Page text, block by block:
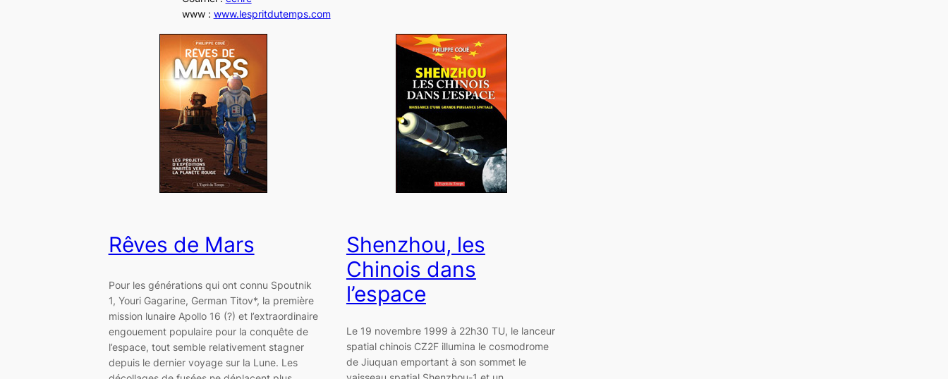
www : www.lespritdutemps.com
Rêves de Mars
Pour les générations qui ont connu Spoutnik
1, Youri Gagarine, German Titov*, la première
mission lunaire Apollo 16 (?) et l’extraordinaire
engouement populaire pour la conquête de
l’espace, tout semble relativement stagner
depuis le dernier voyage sur la Lune. Les
Shenzhou, les
Chinois dans
l’espace
Le 19 novembre 1999 à 22h30 TU, le lanceur
spatial chinois CZ2F illumina le cosmodrome
de Jiuquan emportant à son sommet le